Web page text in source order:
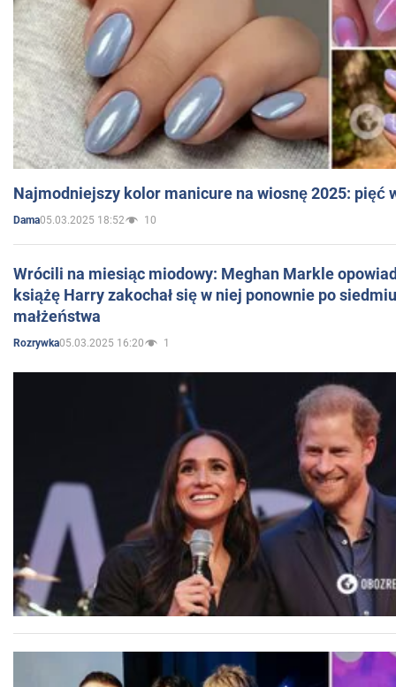
Najmodniejszy kolor manicure na wiosnę 2025: pięć
Dama05.03.2025 18:52 10
Wrócili na miesiąc miodowy: Meghan Markle
książę Harry zakochał się w niej ponownie po
małżeństwa
Rozrywka05.03.2025 16:20 1